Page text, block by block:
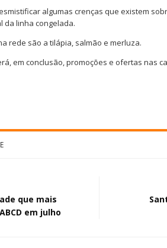
algumas crenças que existem
da linha congelada.
rede são a tilápia, salmão e merluza.
em conclusão, promoções e ofertas nas
que mais
em julho